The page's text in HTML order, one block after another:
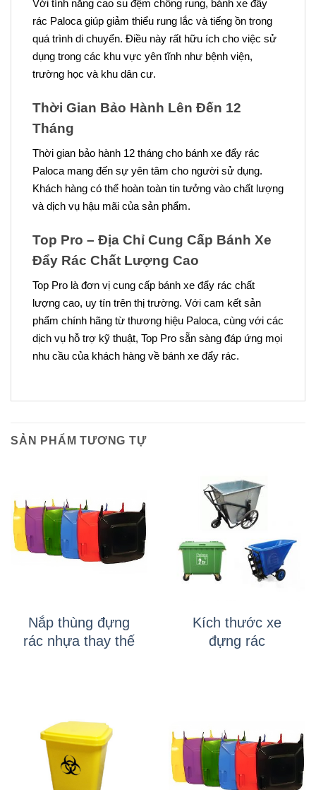
Với tính năng cao su đệm chống rung, bánh xe đẩy
rác Paloca giúp giảm thiểu rung lắc và tiếng ồn trong
quá trình di chuyển. Điều này rất hữu ích cho việc sử
dụng trong các khu vực yên tĩnh như bệnh viện,
trường học và khu dân cư.
Thời Gian Bảo Hành Lên Đến 12
Tháng
Thời gian bảo hành 12 tháng cho bánh xe đẩy rác
Paloca mang đến sự yên tâm cho người sử dụng.
Khách hàng có thể hoàn toàn tin tưởng vào chất lượng
và dịch vụ hậu mãi của sản phẩm.
Top Pro – Địa Chỉ Cung Cấp Bánh Xe
Đẩy Rác Chất Lượng Cao
Top Pro là đơn vị cung cấp bánh xe đẩy rác chất
lượng cao, uy tín trên thị trường. Với cam kết sản
phẩm chính hãng từ thương hiệu Paloca, cùng với các
dịch vụ hỗ trợ kỹ thuật, Top Pro sẵn sàng đáp ứng mọi
nhu cầu của khách hàng về bánh xe đẩy rác.
SẢN PHẨM TƯƠNG TỰ
Nắp thùng đựng
rác nhựa thay thế
Kích thước xe
đựng rác